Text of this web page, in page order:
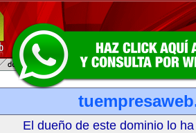
El dueño de este dominio lo